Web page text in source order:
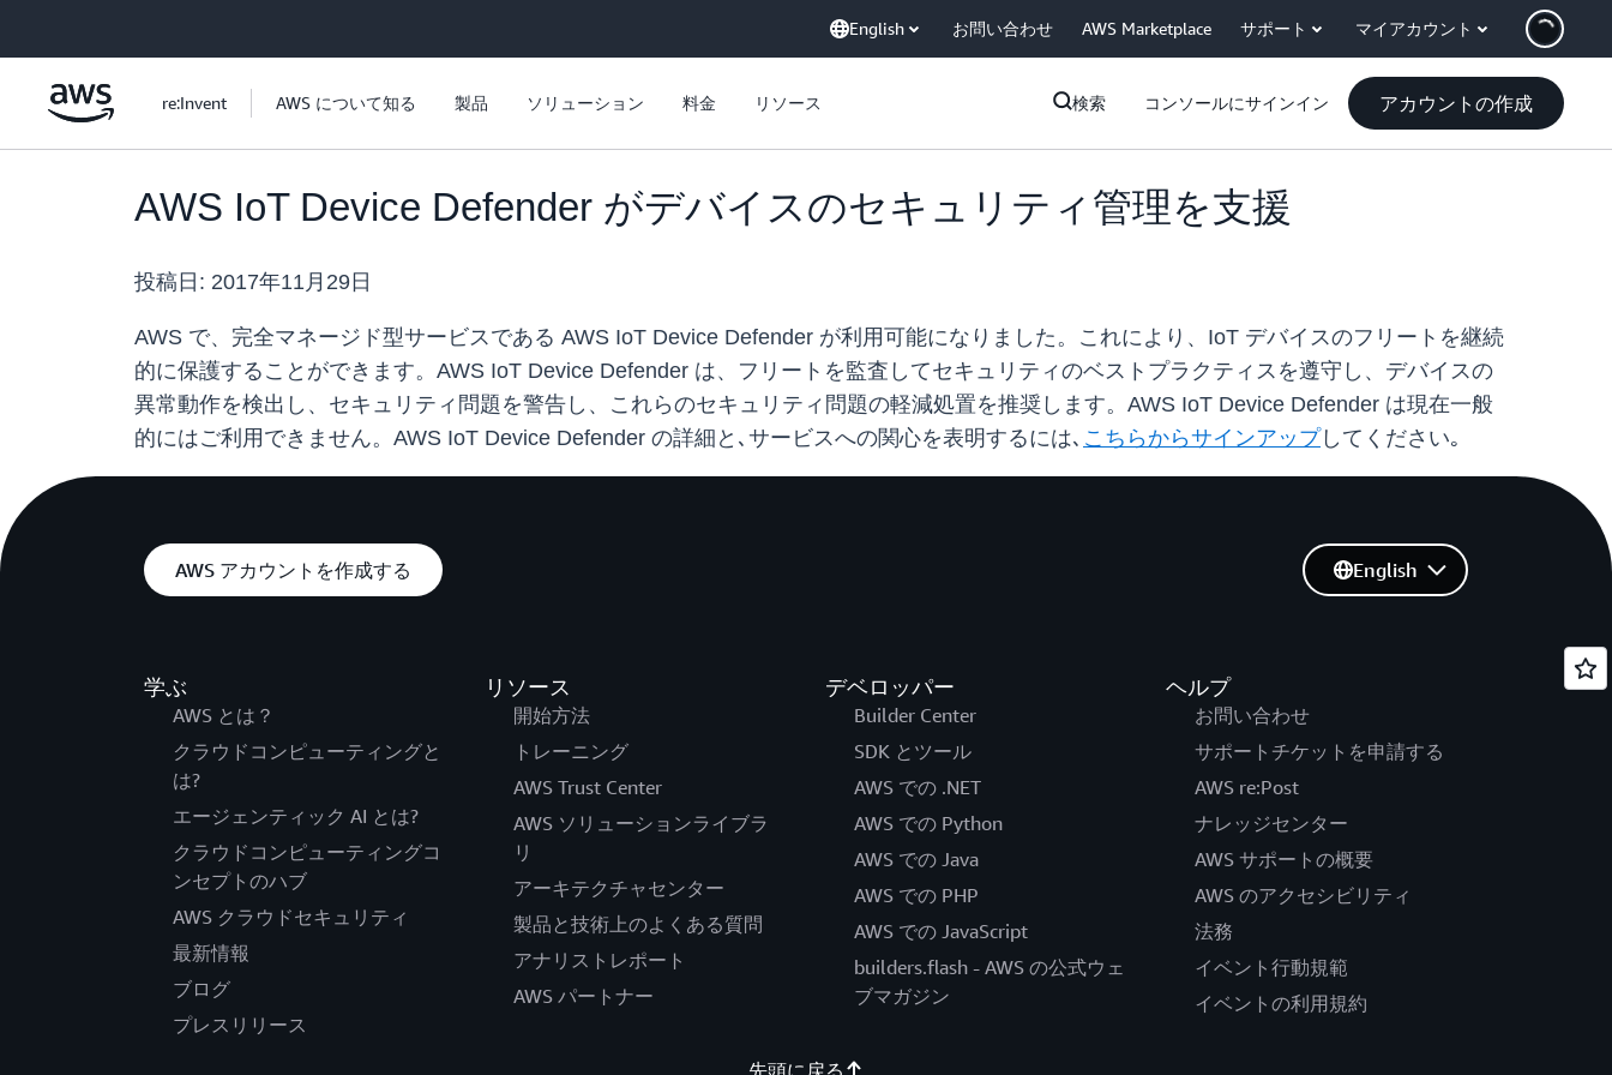
English お問い合わせ AWS Marketplace サポート マイアカウント
re:Invent AWS について知る 製品 ソリューション 料金 リソース 検索 コンソールにサインイン アカウントの作成
AWS IoT Device Defender がデバイスのセキュリティ管理を支援
投稿日: 2017年11月29日
AWS で、完全マネージド型サービスである AWS IoT Device Defender が利用可能になりました。これにより、IoT デバイスのフリートを継続
的に保護することができます。AWS IoT Device Defender は、フリートを監査してセキュリティのベストプラクティスを遵守し、デバイスの
異常動作を検出し、セキュリティ問題を警告し、これらのセキュリティ問題の軽減処置を推奨します。AWS IoT Device Defender は現在一般
的にはご利用できません。AWS IoT Device Defender の詳細と､サービスへの関心を表明するには､ こちらからサインアップしてください｡
AWS アカウントを作成する
学ぶ
AWS とは？
クラウドコンピューティングと
は?
エージェンティック AI とは?
クラウドコンピューティングコ
ンセプトのハブ
AWS クラウドセキュリティ
最新情報
ブログ
プレスリリース
リソース
開始方法
トレーニング
AWS Trust Center
AWS ソリューションライブラ
リ
アーキテクチャセンター
製品と技術上のよくある質問
アナリストレポート
AWS パートナー
デベロッパー
Builder Center
SDK とツール
AWS での .NET
AWS での Python
AWS での Java
AWS での PHP
AWS での JavaScript
builders.flash - AWS の公式ウェ
ブマガジン
ヘルプ
お問い合わせ
サポートチケットを申請する
AWS re:Post
ナレッジセンター
AWS サポートの概要
AWS のアクセシビリティ
法務
イベント行動規範
イベントの利用規約
English